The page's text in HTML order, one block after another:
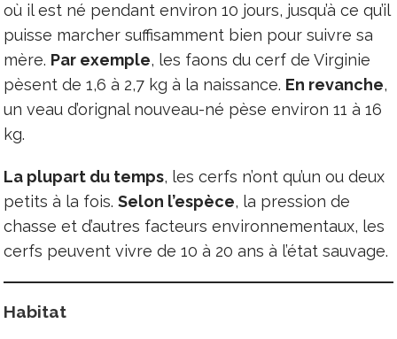
où il est né pendant environ 10 jours, jusqu’à ce qu’il
puisse marcher suffisamment bien pour suivre sa
mère. Par exemple, les faons du cerf de Virginie
pèsent de 1,6 à 2,7 kg à la naissance. En revanche,
un veau d’orignal nouveau-né pèse environ 11 à 16
kg.
La plupart du temps, les cerfs n’ont qu’un ou deux
petits à la fois. Selon l’espèce, la pression de
chasse et d’autres facteurs environnementaux, les
cerfs peuvent vivre de 10 à 20 ans à l’état sauvage.
Habitat